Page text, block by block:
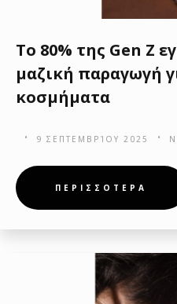
Το 80% της Gen Ζ
μαζική παραγωγή
κοσμήματα
9 ΣΕΠΤΕΜΒΡΊΟΥ 2025
ΠΕΡΙΣΣΟΤΕΡΑ